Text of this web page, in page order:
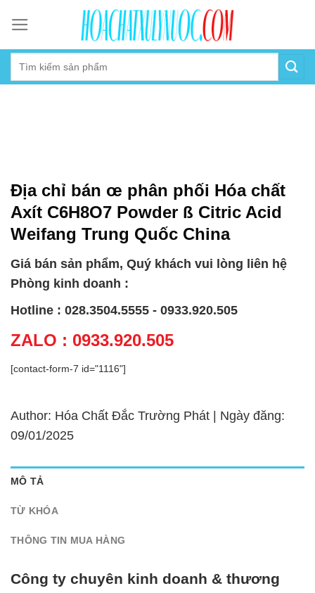
content
Địa chỉ bán œ phân phối Hóa chất
Axít C6H8O7 Powder ß Citric Acid
Weifang Trung Quốc China
Giá bán sản phẩm, Quý khách vui lòng liên hệ
Phòng kinh doanh :
Hotline : 028.3504.5555 - 0933.920.505
ZALO : 0933.920.505
[contact-form-7 id="1116"]
Author: Hóa Chất Đắc Trường Phát | Ngày đăng:
09/01/2025
MÔ TẢ
TỪ KHÓA
THÔNG TIN MUA HÀNG
Công ty chuyên kinh doanh & thương